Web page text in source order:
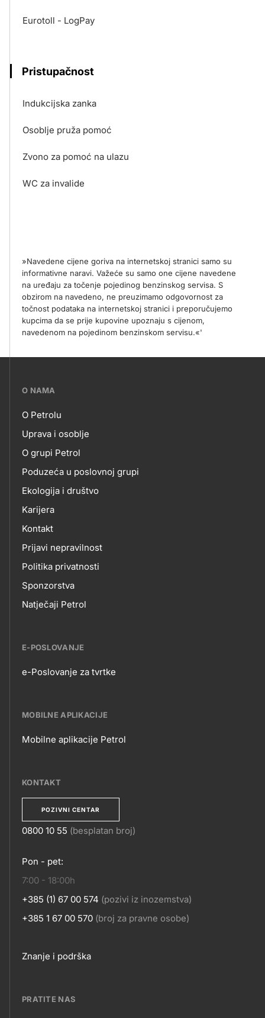
Eurotoll - LogPay
Pristupačnost
Indukcijska zanka
Osoblje pruža pomoć
Zvono za pomoć na ulazu
WC za invalide
»Navedene cijene goriva na internetskoj stranici samo su
informativne naravi. Važeće su samo one cijene navedene
na uređaju za točenje pojedinog benzinskog servisa. S
obzirom na navedeno, ne preuzimamo odgovornost za
točnost podataka na internetskoj stranici i preporučujemo
kupcima da se prije kupovine upoznaju s cijenom,
navedenom na pojedinom benzinskom servisu.«'
???
skupno.footer-
title???
O NAMA
O
NAMA
O Petrolu
Uprava i osoblje
O grupi Petrol
Poduzeća u poslovnoj grupi
Ekologija i društvo
Karijera
Kontakt
Prijavi nepravilnost
Politika privatnosti
Sponzorstva
Natječaji Petrol
E-POSLOVANJE
POSLOVANJE
e-Poslovanje za tvrtke
MOBILNE APLIKACIJE
APLIKACIJE
Mobilne aplikacije Petrol
KONTAKT
POZIVNI CENTAR
KONTAKT
0800 10 55 (besplatan broj)
Pon - pet:
7:00 - 18:00h
+385 (1) 67 00 574 (pozivi iz inozemstva)
+385 1 67 00 570 (broj za pravne osobe)
Footer
Znanje i podrška
PRATITE NAS